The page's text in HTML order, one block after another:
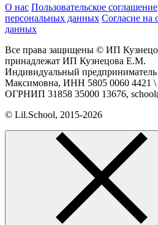
О нас Пользовательское соглашение
персональных данных Согласие на
данных
Все права защищены © ИП
принадлежат ИП Кузнецова Е.М.
Индивидуальный предприниматель
Максимовна, ИНН 5805 0060 4421 \
ОГРНИП 31858 35000 13676,
© Lil.School, 2015‐2026